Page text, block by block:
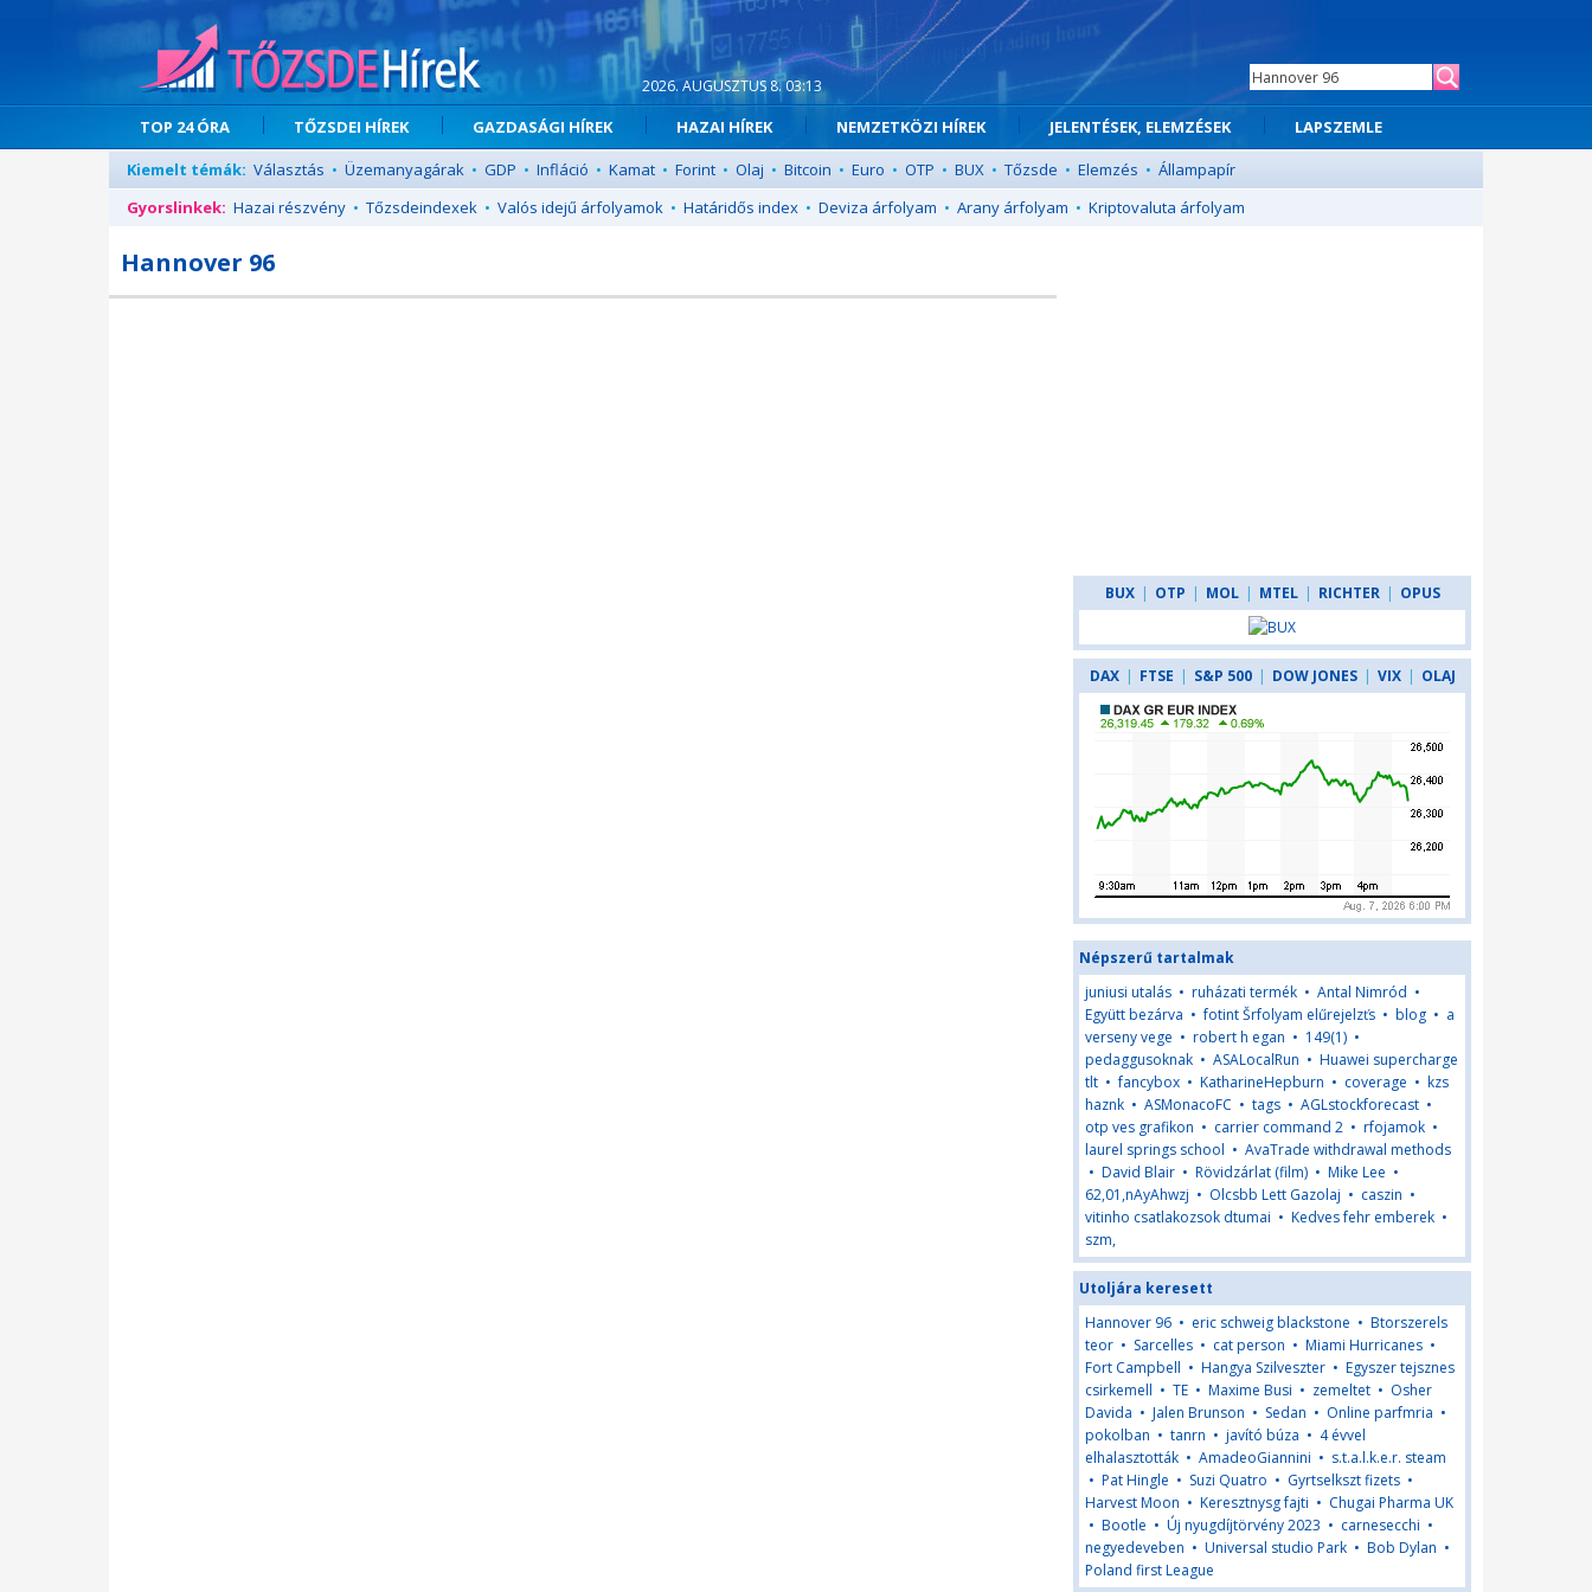
2026. AUGUSZTUS 8. 03:13
TOP 24 ÓRA TŐZSDEI HÍREK GAZDASÁGI HÍREK HAZAI HÍREK NEMZETKÖZI HÍREK JELENTÉSEK, ELEMZÉSEK
LAPSZEMLE
Kiemelt témák: Választás • Üzemanyagárak • GDP • Infláció • Kamat • Forint • Olaj • Bitcoin • Euro • OTP • BUX • Tőzsde • Elemzés • Állampapír
Gyorslinkek: Hazai részvény • Tőzsdeindexek • Valós idejű árfolyamok • Határidős index • Deviza árfolyam • Arany árfolyam • Kriptovaluta árfolyam
Hannover 96
BUX | OTP | MOL | MTEL | RICHTER | OPUS
DAX | FTSE | S&P 500 | DOW JONES | VIX | OLAJ
Népszerű tartalmak
juniusi utalás • ruházati termék • Antal Nimród •
Együtt bezárva •fotint Šrfolyam elűrejelzťs • blog • a
verseny vege • robert h egan • 149(1) •
pedaggusoknak • ASALocalRun • Huawei supercharge
tlt •fancybox • KatharineHepburn • coverage • kzs
haznk • ASMonacoFC • tags • AGLstockforecast •
otp ves grafikon • carrier command 2 • rfojamok •
laurel springs school • AvaTrade withdrawal methods
• David Blair • Rövidzárlat (film) • Mike Lee •
62,01,nAyAhwzj • Olcsbb Lett Gazolaj • caszin •
vitinho csatlakozsok dtumai • Kedves fehr emberek •
szm,
Utoljára keresett
Hannover 96 • eric schweig blackstone • Btorszerels
teor • Sarcelles • cat person • Miami Hurricanes •
Fort Campbell • Hangya Szilveszter • Egyszer tejsznes
csirkemell • TE • Maxime Busi • zemeltet • Osher
Davida • Jalen Brunson • Sedan • Online parfmria •
pokolban • tanrn • javító búza • 4 évvel
elhalasztották • AmadeoGiannini • s.t.a.l.k.e.r. steam
• Pat Hingle • Suzi Quatro • Gyrtselkszt fizets •
Harvest Moon • Keresztnysg fajti • Chugai Pharma UK
• Bootle • Új nyugdíjtörvény 2023 • carnesecchi •
negyedeveben • Universal studio Park • Bob Dylan •
Poland first League